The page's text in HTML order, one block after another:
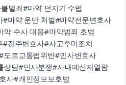
벌죄#마약 던지기 수법
#마약 운반 처벌#마약전문변호사
약 수사 대응#마약범죄 초범
#전주변호사#사고후미조치
도로교통법위반#민사변호사
상담#민사분쟁#사내메신저열람
사#개인정보보호법